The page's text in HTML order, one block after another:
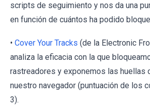
scripts de seguimiento y nos da una
en función de cuántos ha podido
• Cover Your Tracks (de la Electronic
analiza la eficacia con la que
rastreadores y exponemos las huellas
nuestro navegador (puntuación de los
3).